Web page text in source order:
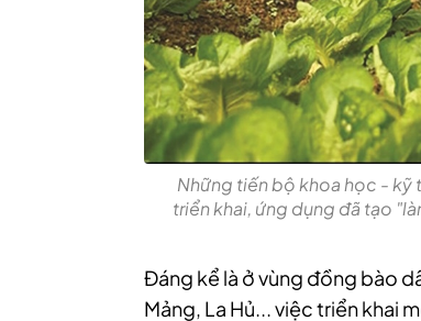
Những tiến bộ khoa học - kỹ
triển khai, ứng dụng đã tạo
Đáng kể là ở vùng đồng bào
Mảng, La Hủ... việc triển khai